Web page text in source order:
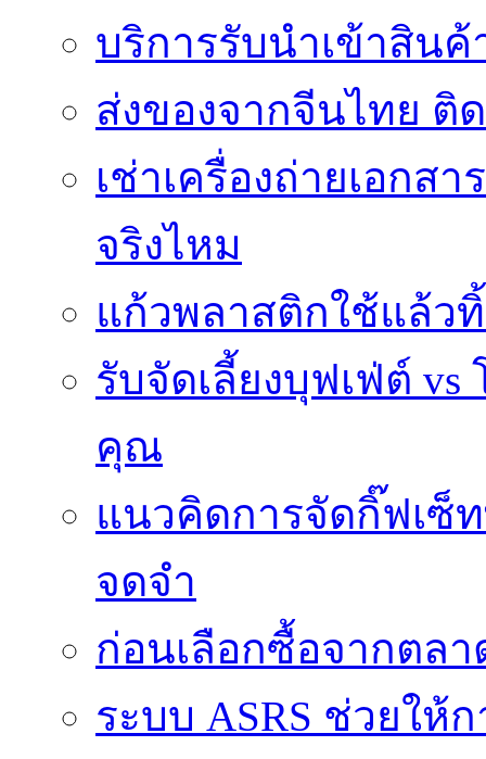
บริการรับนำเข้าสิน
ส่งของจากจีนไทย ติ
เช่าเครื่องถ่ายเอกส
จริงไหม
แก้วพลาสติกใช้แล้ว
รับจัดเลี้ยงบุฟเฟ่ต์
คุณ
แนวคิดการจัดกิ๊ฟเซ็
จดจำ
ก่อนเลือกซื้อจากตล
ระบบ ASRS ช่วยให้